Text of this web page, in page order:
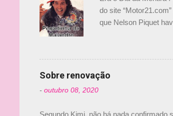
i
o
s
do site
que Nelson Piquet
dirigente foi taxativo
verdade, nós
Senna, não podemos
Sobre renovação
- outubro 08, 2020
Segundo Kimi, não há nada confirmado